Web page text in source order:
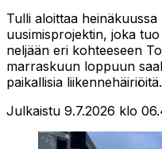
Tulli aloittaa
uusimisprojektin, joka
neljään eri kohteeseen
marraskuun loppuun
paikallisia liikennehäiriöitä.
Julkaistu 9.7.2026 klo